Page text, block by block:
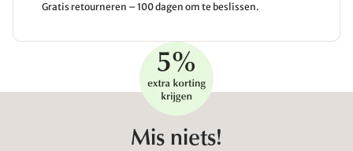
Gratis retourneren – 100 dagen om te beslissen.
Mis niets!